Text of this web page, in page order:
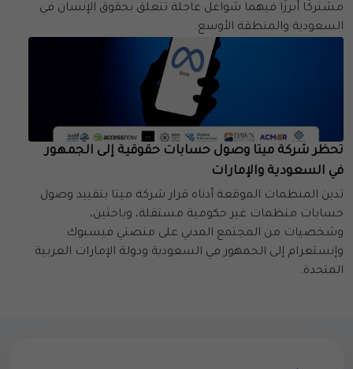
مشتركًا أبرزَا فيهما شواغل عاجلة تتعلق بحقوق الإنسان في
السعودية والمنطقة الأوسع.
تحظر شركة ميتا وصول حسابات حقوقية إلى الجمهور
في السعودية والإمارات
تدين المنظمات الموقعة أدناه قرار شركة ميتا بتقييد وصول
حسابات منظمات غير حكومية مستقلة، وباحثين،
وشخصيات من المجتمع المدني على منصتي فيسبوك
وإنستغرام إلى الجمهور في السعودية ودولة الإمارات العربية
المتحدة.